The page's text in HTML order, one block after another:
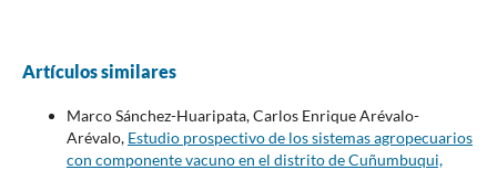
Artículos similares
Marco Sánchez-Huaripata, Carlos Enrique Arévalo-
Arévalo, Estudio prospectivo de los sistemas agropecuarios
con componente vacuno en el distrito de Cuñumbuqui,